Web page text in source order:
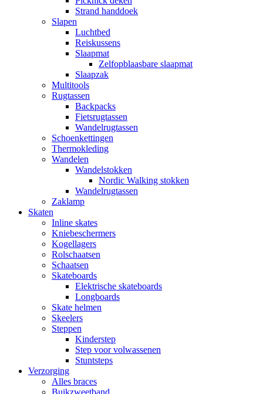
Strand handdoek
Slapen
Luchtbed
Reiskussens
Slaapmat
Zelfopblaasbare slaapmat
Slaapzak
Multitools
Rugtassen
Backpacks
Fietsrugtassen
Wandelrugtassen
Schoenkettingen
Thermokleding
Wandelen
Wandelstokken
Nordic Walking stokken
Wandelrugtassen
Zaklamp
Skaten
Inline skates
Kniebeschermers
Kogellagers
Rolschaatsen
Schaatsen
Skateboards
Elektrische skateboards
Longboards
Skate helmen
Skeelers
Steppen
Kinderstep
Step voor volwassenen
Stuntsteps
Verzorging
Alles braces
Buikzweetband